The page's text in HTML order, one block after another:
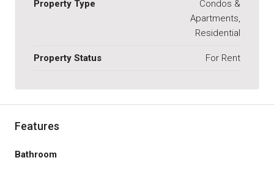
Property Type
Condos &
Apartments,
Residential
Property Status For Rent
Features
Bathroom